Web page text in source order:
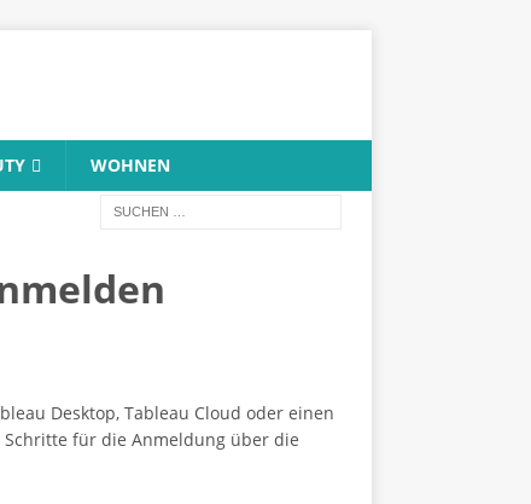
WOHNEN
Desktop, Tableau Cloud oder einen
für die Anmeldung über die